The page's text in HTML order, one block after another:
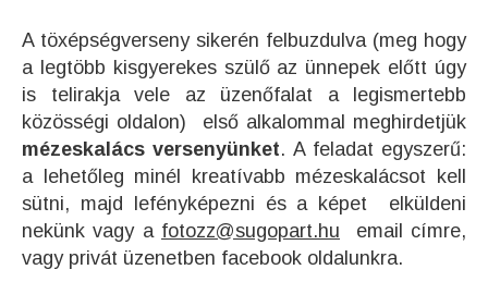
A töxépségverseny sikerén felbuzdulva (meg hogy
a legtöbb kisgyerekes szülő az ünnepek előtt úgy
is telirakja vele az üzenőfalat a legismertebb
közösségi oldalon) első alkalommal meghirdetjük
mézeskalács versenyünket. A feladat egyszerű:
a lehetőleg minél kreatívabb mézeskalácsot kell
sütni, majd lefényképezni és a képet elküldeni
nekünk vagy a fotozz@sugopart.hu email címre,
vagy privát üzenetben facebook oldalunkra.